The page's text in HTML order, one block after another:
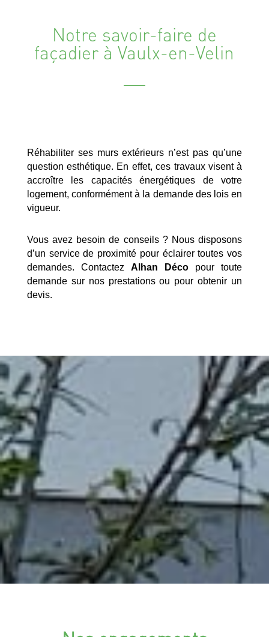
Notre savoir-faire de
façadier à Vaulx-en-Velin
Réhabiliter ses murs extérieurs n’est pas qu’une
question esthétique. En effet, ces travaux visent à
accroître les capacités énergétiques de votre
logement, conformément à la demande des lois en
vigueur.
Vous avez besoin de conseils ? Nous disposons
d’un service de proximité pour éclairer toutes vos
demandes. Contactez Alhan Déco pour toute
demande sur nos prestations ou pour obtenir un
devis.